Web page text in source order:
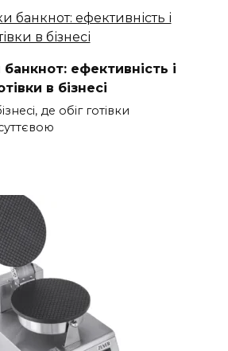
ефективність і
в бізнесі
де обіг готівки